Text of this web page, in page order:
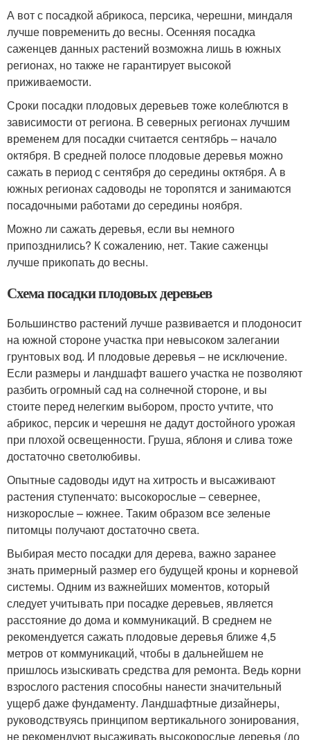
А вот с посадкой абрикоса, персика, черешни, миндаля
лучше повременить до весны. Осенняя посадка
саженцев данных растений возможна лишь в южных
регионах, но также не гарантирует высокой
приживаемости.
Сроки посадки плодовых деревьев тоже колеблются в
зависимости от региона. В северных регионах лучшим
временем для посадки считается сентябрь – начало
октября. В средней полосе плодовые деревья можно
сажать в период с сентября до середины октября. А в
южных регионах садоводы не торопятся и занимаются
посадочными работами до середины ноября.
Можно ли сажать деревья, если вы немного
припозднились? К сожалению, нет. Такие саженцы
лучше прикопать до весны.
Схема посадки плодовых деревьев
Большинство растений лучше развивается и плодоносит
на южной стороне участка при невысоком залегании
грунтовых вод. И плодовые деревья – не исключение.
Если размеры и ландшафт вашего участка не позволяют
разбить огромный сад на солнечной стороне, и вы
стоите перед нелегким выбором, просто учтите, что
абрикос, персик и черешня не дадут достойного урожая
при плохой освещенности. Груша, яблоня и слива тоже
достаточно светолюбивы.
Опытные садоводы идут на хитрость и высаживают
растения ступенчато: высокорослые – севернее,
низкорослые – южнее. Таким образом все зеленые
питомцы получают достаточно света.
Выбирая место посадки для дерева, важно заранее
знать примерный размер его будущей кроны и корневой
системы. Одним из важнейших моментов, который
следует учитывать при посадке деревьев, является
расстояние до дома и коммуникаций. В среднем не
рекомендуется сажать плодовые деревья ближе 4,5
метров от коммуникаций, чтобы в дальнейшем не
пришлось изыскивать средства для ремонта. Ведь корни
взрослого растения способны нанести значительный
ущерб даже фундаменту. Ландшафтные дизайнеры,
руководствуясь принципом вертикального зонирования,
не рекомендуют высаживать высокорослые деревья (до